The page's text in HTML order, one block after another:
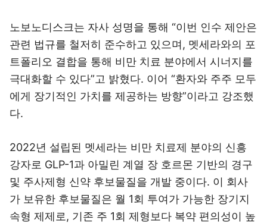
노보노디스크는 자사 성명을 통해 “이번 인수 제안은
관련 법규를 철저히 준수하고 있으며, 멧세라와의 포
트폴리오 결합을 통해 비만 치료 분야에서 시너지를
극대화할 수 있다”고 밝혔다. 이어 “환자와 주주 모두
에게 장기적인 가치를 제공하는 방향”이라고 강조했
다.
2022년 설립된 멧세라는 비만 치료제 분야의 신흥
강자로 GLP-1과 아밀린 계열 장 호르몬 기반의 경구
및 주사제형 신약 후보물질을 개발 중이다. 이 회사
가 보유한 후보물질은 월 1회 투여가 가능한 장기지
속형 제제로, 기존 주 1회 제형보다 복약 편의성이 높